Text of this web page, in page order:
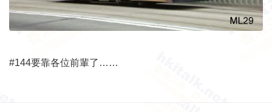
#144要靠各位前輩了……